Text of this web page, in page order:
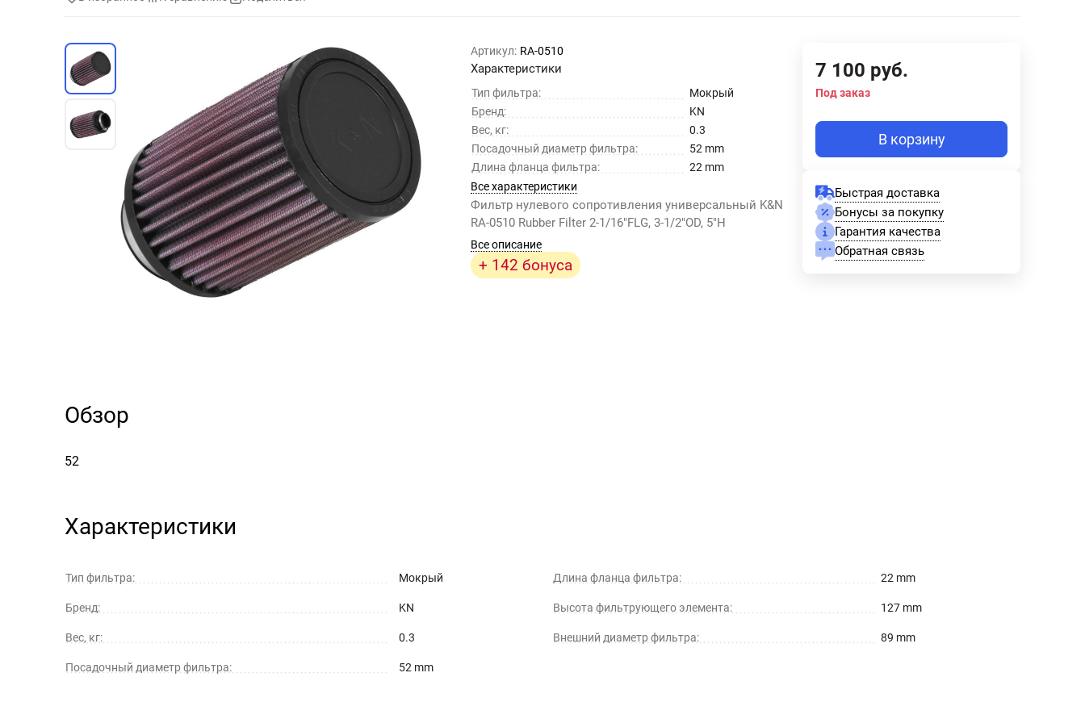
Артикул: RA-0510
Характеристики
Тип фильтра:
Мокрый
Бренд:
KN
Вес, кг:
0.3
Посадочный диаметр фильтра:
52 mm
Длина фланца фильтра:
22 mm
Все характеристики
Фильтр нулевого сопротивления универсальный K&N
RA-0510 Rubber Filter 2-1/16"FLG, 3-1/2"OD, 5"H
Все описание
+ 142 бонуса
7 100 руб.
Под заказ
В корзину
Быстрая доставка
Бонусы за покупку
Гарантия качества
Обратная связь
Обзор
52
Характеристики
Тип фильтра: Мокрый
Бренд: KN
Вес, кг: 0.3
Посадочный диаметр фильтра: 52 mm
Длина фланца фильтра: 22 mm
Высота фильтрующего элемента: 127 mm
Внешний диаметр фильтра: 89 mm